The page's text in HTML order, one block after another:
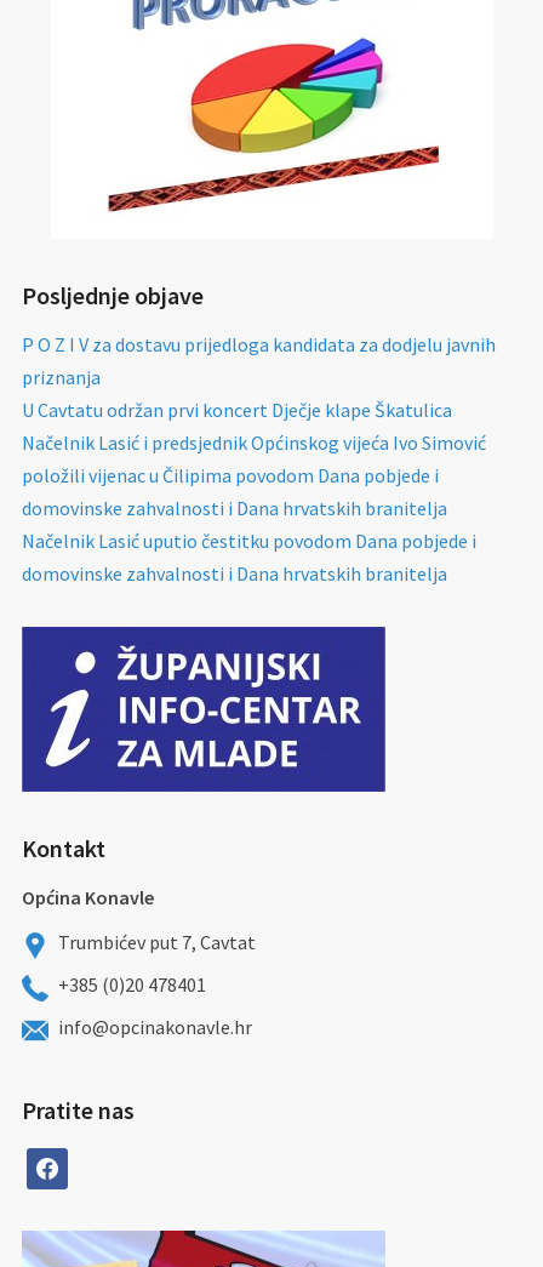
Posljednje objave
P O Z I V za dostavu prijedloga kandidata za dodjelu javnih
priznanja
U Cavtatu održan prvi koncert Dječje klape Škatulica
Načelnik Lasić i predsjednik Općinskog vijeća Ivo Simović
položili vijenac u Čilipima povodom Dana pobjede i
domovinske zahvalnosti i Dana hrvatskih branitelja
Načelnik Lasić uputio čestitku povodom Dana pobjede i
domovinske zahvalnosti i Dana hrvatskih branitelja
Kontakt
Općina Konavle
Trumbićev put 7, Cavtat
+385 (0)20 478401
info@opcinakonavle.hr
Pratite nas
facebook